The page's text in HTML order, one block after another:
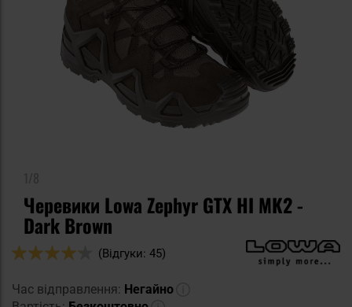
Черевики Lowa Zephyr GTX HI MK2 -
Dark Brown
Оцінка:
(Відгуки: 45)
Час відправлення: Негайно